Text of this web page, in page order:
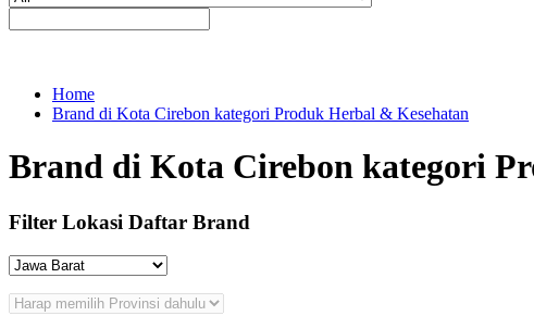
Home
Brand di Kota Cirebon kategori Produk Herbal & Kesehatan
Brand di Kota Cirebon kategori
Filter Lokasi Daftar Brand